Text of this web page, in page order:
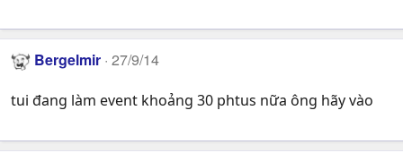
Bergelmir 27/9/14
tui đang làm event khoảng 30 phtus nữa ông hãy vào